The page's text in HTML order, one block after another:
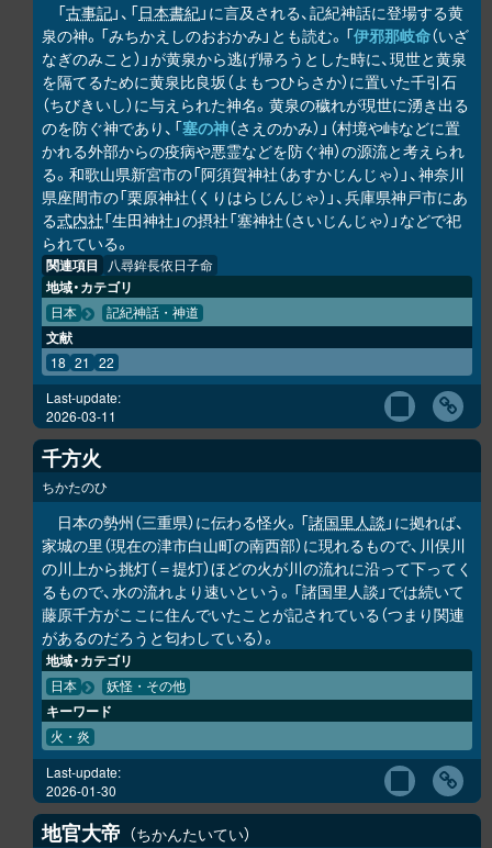
「古事記」、「日本書紀」に言及される、記紀神話に登場する黄
泉の神。「みちかえしのおおかみ」とも読む。「伊邪那岐命（いざ
なぎのみこと）」が黄泉から逃げ帰ろうとした時に、現世と黄泉
を隔てるために黄泉比良坂（よもつひらさか）に置いた千引石
（ちびきいし）に与えられた神名。黄泉の穢れが現世に湧き出る
のを防ぐ神であり、「塞の神（さえのかみ）」（村境や峠などに置
かれる外部からの疫病や悪霊などを防ぐ神）の源流と考えられ
る。和歌山県新宮市の「阿須賀神社（あすかじんじゃ）」、神奈川
県座間市の「栗原神社（くりはらじんじゃ）」、兵庫県神戸市にあ
る式内社「生田神社」の摂社「塞神社（さいじんじゃ）」などで祀
られている。
関連項目 八尋鉾長依日子命
地域・カテゴリ
日本 記紀神話・神道
文献
18 21 22
Last-update:
2026-03-11
千方火
ちかたのひ
日本の勢州（三重県）に伝わる怪火。「諸国里人談 」に拠れば、
家城の里（現在の津市白山町の南西部）に現れるもので、川俣川
の川上から挑灯（＝提灯）ほどの火が川の流れに沿って下ってく
るもので、水の流れより速いという。「諸国里人談」では続いて
藤原千方がここに住んでいたことが記されている（つまり関連
があるのだろうと匂わしている）。
地域・カテゴリ
日本 妖怪・その他
キーワード
火・炎
Last-update:
2026-01-30
地官大帝 ちかんたいてい